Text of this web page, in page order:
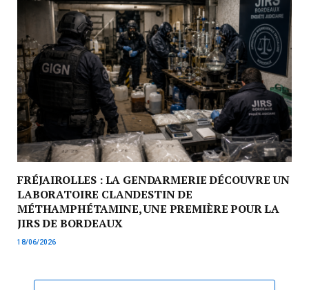
FRÉJAIROLLES : LA GENDARMERIE DÉCOUVRE UN
LABORATOIRE CLANDESTIN DE
MÉTHAMPHÉTAMINE, UNE PREMIÈRE POUR LA
JIRS DE BORDEAUX
18/06/2026